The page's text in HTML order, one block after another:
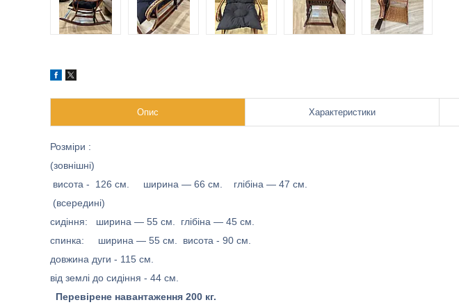
Опис Характеристики
Розміри :
(зовнішні)
висота - 126 см. ширина — 66 см. глібіна — 47 см.
(всередині)
сидіння: ширина — 55 см. глібіна — 45 см.
спинка: ширина — 55 см. висота - 90 см.
довжина дуги - 115 см.
від землі до сидіння - 44 см.
Перевірене навантаження 200 кг.